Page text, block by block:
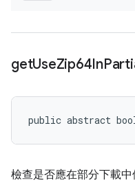
getUseZip64In
public abstract
檢查是否應在部分下載中